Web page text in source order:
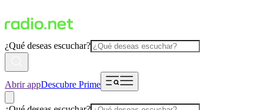
¿Qué deseas escuchar?
Abrir appDescubre Prime